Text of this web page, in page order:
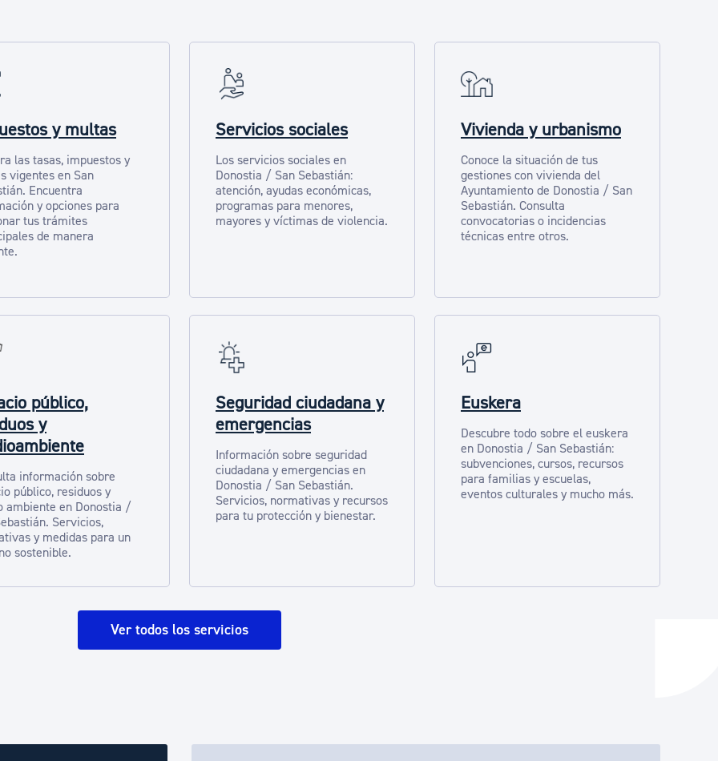
y multas
las tasas, impuestos y
vigentes en San
Encuentra
y opciones para
tus trámites
de manera
Servicios sociales
Los servicios sociales en
Donostia / San Sebastián:
atención, ayudas económicas,
programas para menores,
mayores y víctimas de violencia.
Vivienda y urbanismo
Conoce la situación de tus
gestiones con vivienda del
Ayuntamiento de Donostia / San
Sebastián. Consulta
convocatorias o incidencias
técnicas entre otros.
público,
y
información sobre
público, residuos y
ambiente en Donostia /
Servicios,
y medidas para un
sostenible.
Seguridad ciudadana y
emergencias
Información sobre seguridad
ciudadana y emergencias en
Donostia / San Sebastián.
Servicios, normativas y recursos
para tu protección y bienestar.
Euskera
Descubre todo sobre el euskera
en Donostia / San Sebastián:
subvenciones, cursos, recursos
para familias y escuelas,
eventos culturales y mucho más.
Ver todos los servicios